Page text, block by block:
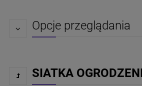
Opcje przeglądania
SIATKA